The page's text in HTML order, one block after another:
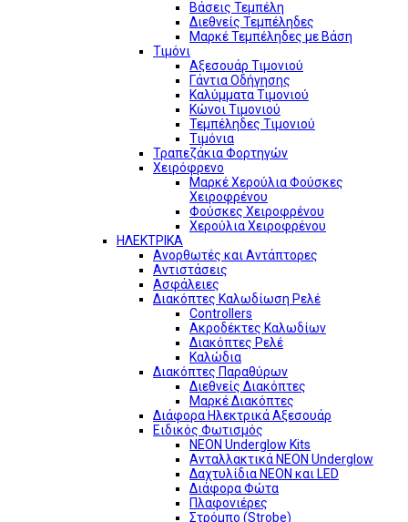
Βάσεις Τεμπέλη
Διεθνείς Τεμπέληδες
Μαρκέ Τεμπέληδες με Βάση
Τιμόνι
Αξεσουάρ Τιμονιού
Γάντια Οδήγησης
Καλύμματα Τιμονιού
Κώνοι Τιμονιού
Τεμπέληδες Τιμονιού
Τιμόνια
Τραπεζάκια Φορτηγών
Χειρόφρενο
Μαρκέ Χερούλια Φούσκες
Χειροφρένου
Φούσκες Χειροφρένου
Χερούλια Χειροφρένου
ΗΛΕΚΤΡΙΚΑ
Ανορθωτές και Αντάπτορες
Αντιστάσεις
Ασφάλειες
Διακόπτες Καλωδίωση Ρελέ
Controllers
Ακροδέκτες Καλωδίων
Διακόπτες Ρελέ
Καλώδια
Διακόπτες Παραθύρων
Διεθνείς Διακόπτες
Μαρκέ Διακόπτες
Διάφορα Ηλεκτρικά Αξεσουάρ
Ειδικός Φωτισμός
NEON Underglow Kits
Ανταλλακτικά NEON Underglow
Δαχτυλίδια NEON και LED
Διάφορα Φώτα
Πλαφονιέρες
Στρόμπο (Strobe)